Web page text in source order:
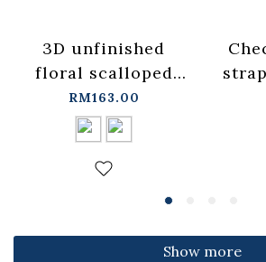
3D unfinished
floral scalloped
jeans, available in
two colors, sizes
S/M/L.
【04011891】in
stock+pre-order
RM163.00
in
Show more